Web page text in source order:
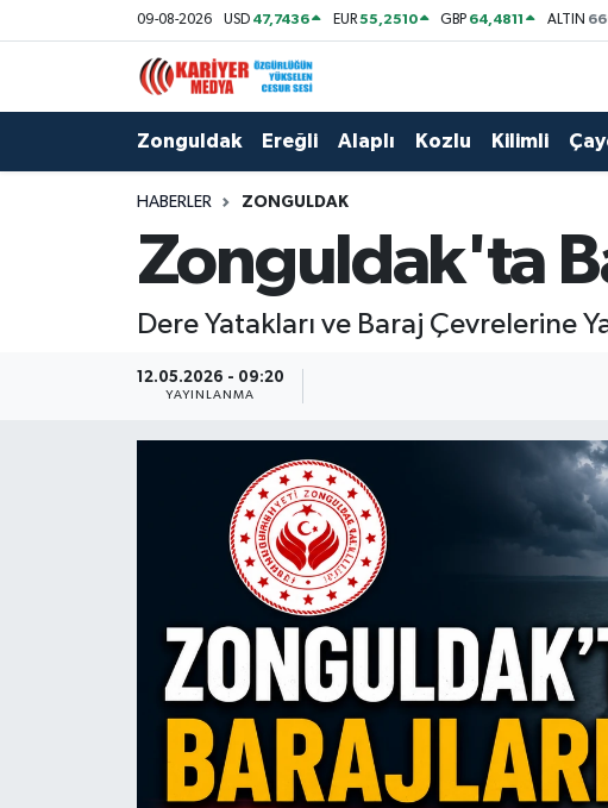
09-08-2026 USD 47,7436 EUR55,2510 GBP 64,4811 ALTIN
Zonguldak Ereğli Alaplı Kozlu Kilimli
HABERLER ZONGULDAK
Zonguldak'ta
Dere Yatakları ve Baraj Çevrelerine
12.05.2026 - 09:20
YAYINLANMA
Zonguldak
Zonguldak Nöbetçi Eczaneler
Zonguldak Hava Durumu
Zonguldak Namaz Vakitleri
Zonguldak Trafik Yoğunluk Haritası
Puan Durumu ve Fikstür
Tüm Manşetler